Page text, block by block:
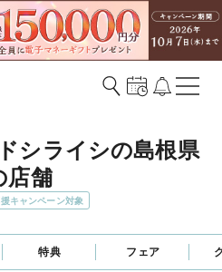
シライシの島根県
店舗
キャンペーン対象
特典 フェア